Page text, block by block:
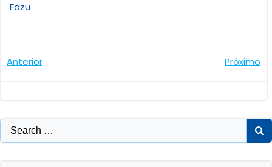
Fazu
Navegação
Post
Anterior
Post
Próximo
Search
for: